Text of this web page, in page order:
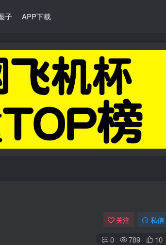
子 APP下载
关注 私信
0 789 10